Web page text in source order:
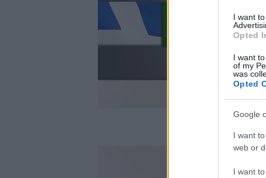
I want
Opted
I want
of my
was
Opted
Google
I want
web or
I want